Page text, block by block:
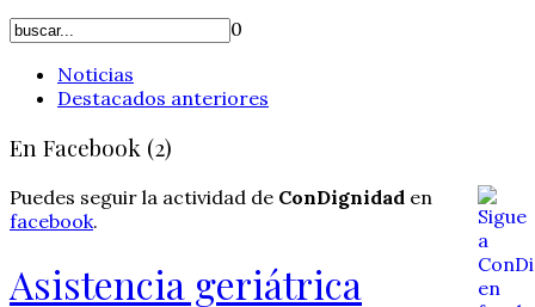
0
Noticias
Destacados anteriores
En Facebook (2)
Puedes seguir la actividad de ConDignidad en
facebook.
Asistencia geriátrica